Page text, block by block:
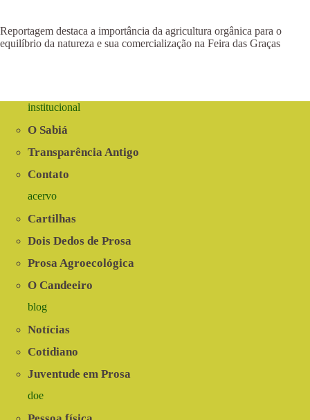
Reportagem destaca a importância da agricultura orgânica para o
equilíbrio da natureza e sua comercialização na Feira das Graças
institucional
O Sabiá
Transparência Antigo
Contato
acervo
Cartilhas
Dois Dedos de Prosa
Prosa Agroecológica
O Candeeiro
blog
Notícias
Cotidiano
Juventude em Prosa
doe